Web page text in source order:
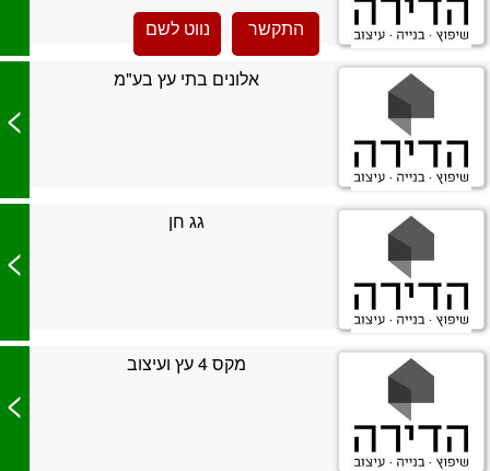
התקשר נווט לשם
אלונים בתי עץ בע"מ
>
גג חן
>
מקס 4 עץ ועיצוב
>